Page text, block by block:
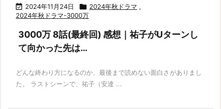
 2024年11月24日  2024年秋ドラマ ,
2024年秋ドラマ-3000万
3000万 8話(最終回) 感想｜祐子がUターンし
て向かった先は…
どんな終わり方になるのか、最後まで読めない面白さがありまし
た。 ラストシーンで、祐子（安達 ...